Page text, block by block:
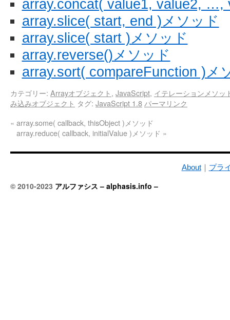
array.concat( value1, value2, …,
array.slice( start, end )メソッド
array.slice( start )メソッド
array.reverse()メソッド
array.sort( compareFunction )メ
カテゴリー: Arrayオブジェクト, JavaScript, イテレーションメソッ
み込みオブジェクト タグ: JavaScript 1.8 パーマリンク
« array.some( callback, thisObject )メソッド
array.reduce( callback, initialValue )メソッド »
About｜ プラ
© 2010-2023 アルファシス – alphasis.info –